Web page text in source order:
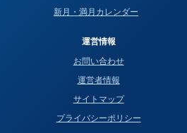
新月・満月カレンダー
運営情報
お問い合わせ
運営者情報
サイトマップ
プライバシーポリシー